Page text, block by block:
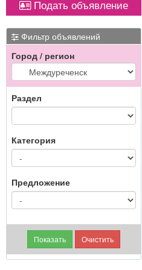
ковер»).
Подать объявление
Фильтр объявлений
Город / регион
Раздел
Категория
Предложение